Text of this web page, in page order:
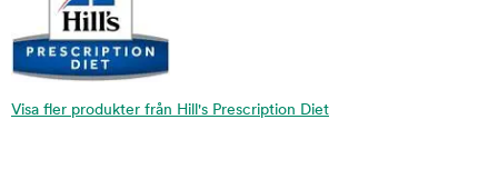
Visa fler produkter från Hill's Prescription Diet